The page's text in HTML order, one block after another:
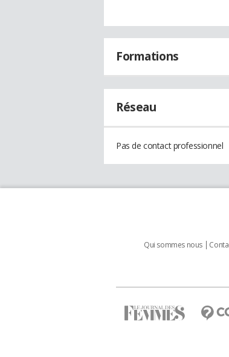
Formations
Réseau
Pas de contact professionnel
Qui sommes nous